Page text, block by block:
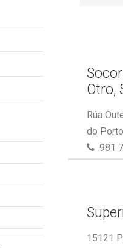
Otro,
Rúa
do
981
15121